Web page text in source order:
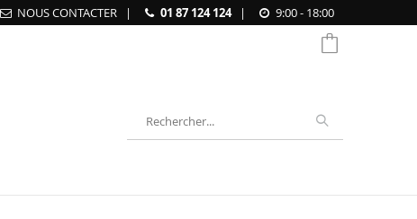
NOUS CONTACTER | 01 87 124 124 | 9:00 - 18:00